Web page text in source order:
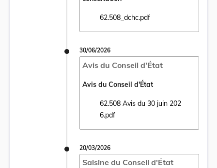
62.508_dchc.pdf
Ouvrir le document 62.508_dchc.pdf dans
30/06/2026
Avis du Conseil d'État
Avis du Conseil d'État
62.508 Avis du 30 juin 202
6.pdf
Ouvrir le document 62.508 Avis du 30
20/03/2026
Saisine du Conseil d'État